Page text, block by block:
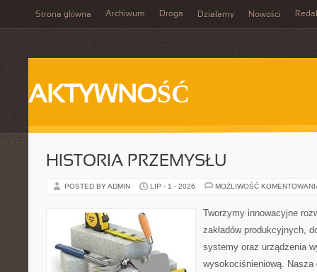
Strona główna Archiwum Droga Działamy Nowości
AKTYWNOŚĆ
HISTORIA PRZEMYSŁU
POSTED BY ADMIN LIP - 1 - 2026 MOŻLIWOŚĆ
Tworzymy innowacyjne
zakładów produkcyjnych,
systemy oraz urządzenia
wysokociśnieniową. Nasza